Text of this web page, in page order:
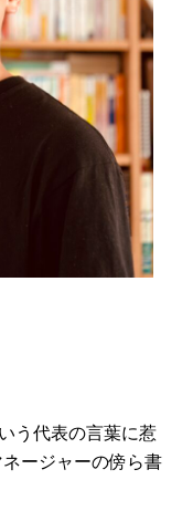
う代表の言葉に惹
ージャーの傍ら書